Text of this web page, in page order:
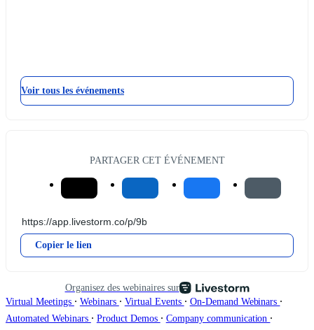
Voir tous les événements
PARTAGER CET ÉVÉNEMENT
Copier le lien
Organisez des webinaires sur
Virtual Meetings ∙ Webinars ∙ Virtual Events ∙ On-Demand Webinars ∙
Automated Webinars ∙ Product Demos ∙ Company communication ∙